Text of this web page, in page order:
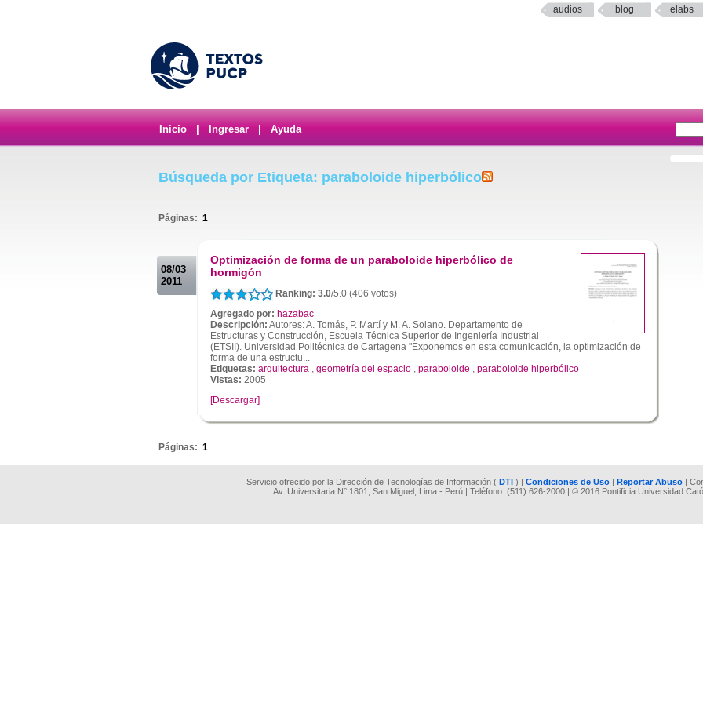
audios blog elabs
Inicio Ingresar Ayuda
Búsqueda por Etiqueta: paraboloide hiperbólico
Páginas: 1
08/03
2011
Optimización de forma de un paraboloide hiperbólico de
hormigón
Ranking: 3.0/5.0 (406 votos)
Agregado por: hazabac
Descripción: Autores: A. Tomás, P. Martí y M. A. Solano. Departamento de
Estructuras y Construcción, Escuela Técnica Superior de Ingeniería Industrial
(ETSII). Universidad Politécnica de Cartagena "Exponemos en esta comunicación, la optimización de
forma de una estructu...
Etiquetas: arquitectura , geometría del espacio , paraboloide , paraboloide hiperbólico
Vistas: 2005
[Descargar]
Páginas: 1
Servicio ofrecido por la Dirección de Tecnologías de Información ( DTI) | Condiciones de Uso| Reportar Abuso|
Av. Universitaria N° 1801, San Miguel, Lima - Perú | Teléfono: (511) 626-2000 | © 2016 Pontificia Universidad